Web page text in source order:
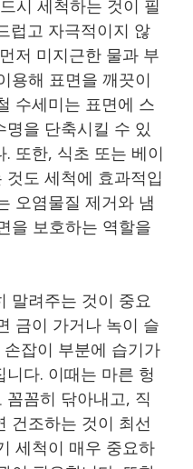
시 세척하는 것이 필
럽고 자극적이지 않
저 미지근한 물과 부
용해 표면을 깨끗이
수세미는 표면에 스
을 단축시킬 수 있
또한, 식초 또는 베이
도 세척에 효과적입
오염물질 제거와 냄
을 보호하는 역할을
말려주는 것이 중요
금이 가거나 녹이 슬
잡이 부분에 습기가
다. 이때는 마른 헝
꼼히 닦아내고, 직
건조하는 것이 최선
세척이 매우 중요하